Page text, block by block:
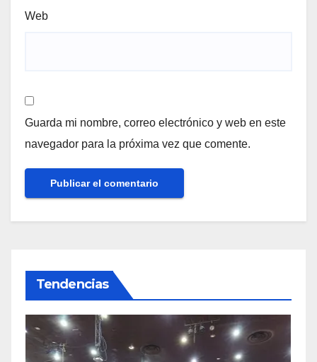
Web
Guarda mi nombre, correo electrónico y web en este
navegador para la próxima vez que comente.
Tendencias